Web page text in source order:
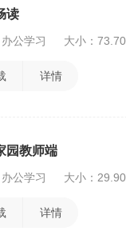
读
公学习 大小：
详情
园教师端
公学习 大小：
详情